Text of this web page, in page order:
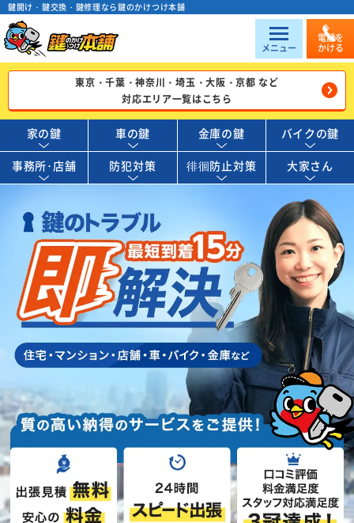
鍵開け・鍵交換・鍵修理なら鍵のかけつけ本舗
メニュー
電話を
かける
東京・千葉・神奈川・埼玉・大阪・京都 など
対応エリア一覧はこちら
家の鍵 車の鍵 金庫の鍵 バイクの鍵
事務所･店舗 防犯対策 徘徊防止対策 大家さん